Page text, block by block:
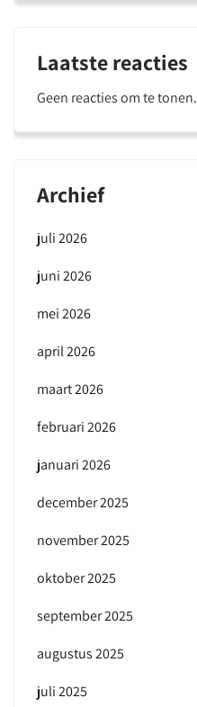
Laatste reacties
Geen reacties om te tonen.
Archief
juli 2026
juni 2026
mei 2026
april 2026
maart 2026
februari 2026
januari 2026
december 2025
november 2025
oktober 2025
september 2025
augustus 2025
juli 2025